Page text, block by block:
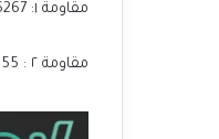
مقاومة ١: 1.36267
مقاومة ٢ : 1.37655